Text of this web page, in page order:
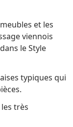
et les
viennois
le Style
typiques qui
très